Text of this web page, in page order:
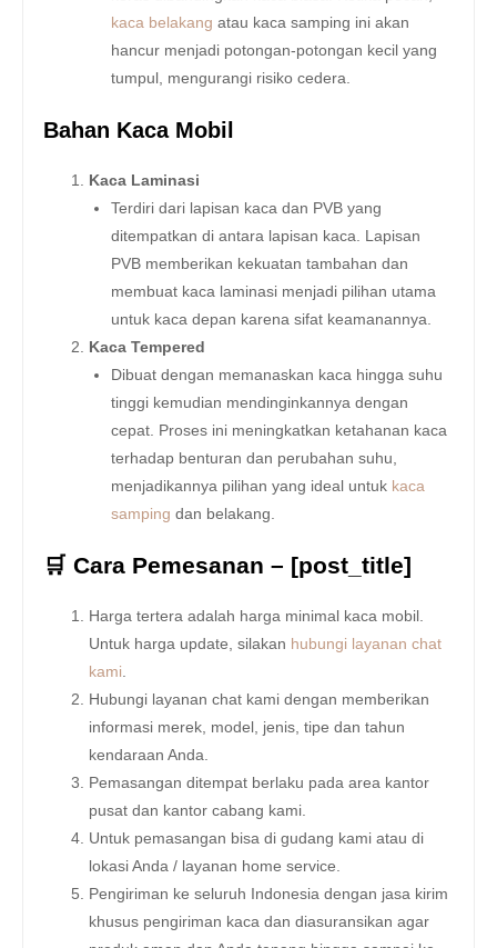
kaca belakang atau kaca samping ini akan
hancur menjadi potongan-potongan kecil yang
tumpul, mengurangi risiko cedera.
Bahan Kaca Mobil
Kaca Laminasi
Terdiri dari lapisan kaca dan PVB yang
ditempatkan di antara lapisan kaca. Lapisan
PVB memberikan kekuatan tambahan dan
membuat kaca laminasi menjadi pilihan utama
untuk kaca depan karena sifat keamanannya.
Kaca Tempered
Dibuat dengan memanaskan kaca hingga suhu
tinggi kemudian mendinginkannya dengan
cepat. Proses ini meningkatkan ketahanan kaca
terhadap benturan dan perubahan suhu,
menjadikannya pilihan yang ideal untuk kaca
samping dan belakang.
🛒 Cara Pemesanan – [post_title]
Harga tertera adalah harga minimal kaca mobil.
Untuk harga update, silakan hubungi layanan chat
kami
Hubungi layanan chat kami dengan memberikan
informasi merek, model, jenis, tipe dan tahun
kendaraan Anda.
Pemasangan ditempat berlaku pada area kantor
pusat dan kantor cabang kami.
Untuk pemasangan bisa di gudang kami atau di
lokasi Anda / layanan home service.
Pengiriman ke seluruh Indonesia dengan jasa kirim
khusus pengiriman kaca dan diasuransikan agar